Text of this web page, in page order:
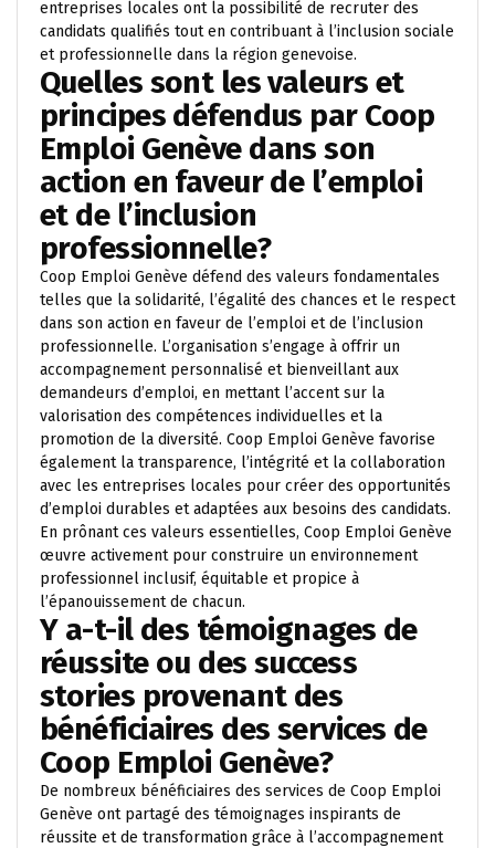
entreprises locales ont la possibilité de recruter des
candidats qualifiés tout en contribuant à l’inclusion sociale
et professionnelle dans la région genevoise.
Quelles sont les valeurs et
principes défendus par Coop
Emploi Genève dans son
action en faveur de l’emploi
et de l’inclusion
professionnelle?
Coop Emploi Genève défend des valeurs fondamentales
telles que la solidarité, l’égalité des chances et le respect
dans son action en faveur de l’emploi et de l’inclusion
professionnelle. L’organisation s’engage à offrir un
accompagnement personnalisé et bienveillant aux
demandeurs d’emploi, en mettant l’accent sur la
valorisation des compétences individuelles et la
promotion de la diversité. Coop Emploi Genève favorise
également la transparence, l’intégrité et la collaboration
avec les entreprises locales pour créer des opportunités
d’emploi durables et adaptées aux besoins des candidats.
En prônant ces valeurs essentielles, Coop Emploi Genève
œuvre activement pour construire un environnement
professionnel inclusif, équitable et propice à
l’épanouissement de chacun.
Y a-t-il des témoignages de
réussite ou des success
stories provenant des
bénéficiaires des services de
Coop Emploi Genève?
De nombreux bénéficiaires des services de Coop Emploi
Genève ont partagé des témoignages inspirants de
réussite et de transformation grâce à l’accompagnement